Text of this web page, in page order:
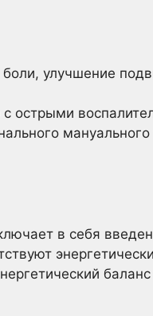
улучшение
острыми
в себя
баланс